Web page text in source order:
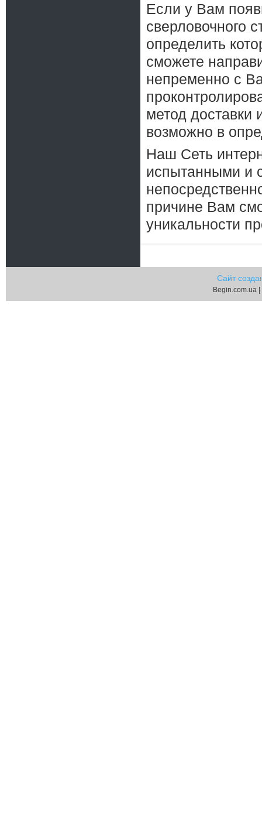
Если у Вам
сверловочного
определить
сможете
непременно с
метод доставки
возможно в
Наш Сеть
испытанными и
причине Вам
уникальности
Сайт
Begin.com.ua |